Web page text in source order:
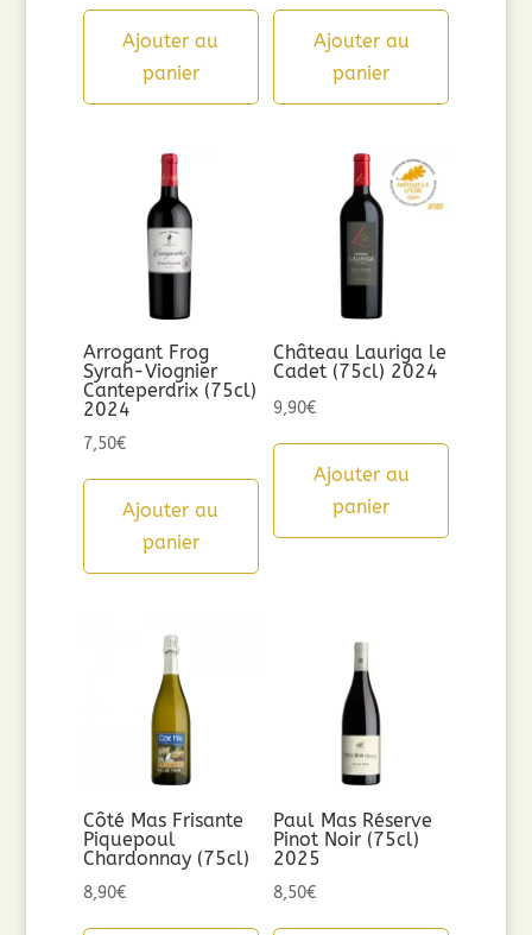
Ajouter au
panier
Ajouter au
panier
Arrogant Frog
Syrah-Viognier
Canteperdrix (75cl)
2024
7,50€
Ajouter au
panier
Château Lauriga le
Cadet (75cl) 2024
9,90€
Ajouter au
panier
Côté Mas Frisante
Piquepoul
Chardonnay (75cl)
8,90€
Paul Mas Réserve
Pinot Noir (75cl)
2025
8,50€